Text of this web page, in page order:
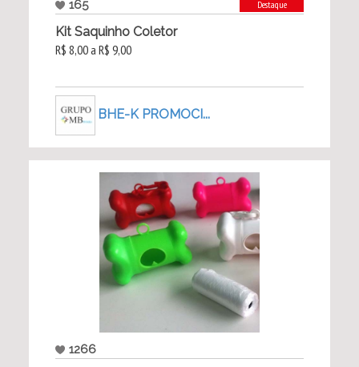
165 Destaque
Kit Saquinho Coletor
R$ 8,00 a R$ 9,00
BHE-K PROMOCI...
1266